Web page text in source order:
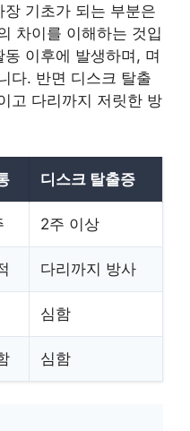
기초가 되는 부분은
차이를 이해하는 것입
이후에 발생하며, 며
다. 반면 디스크 탈출
고 다리까지 저릿한 방
디스크 탈출증
2주 이상
다리까지 방사
심함
심함